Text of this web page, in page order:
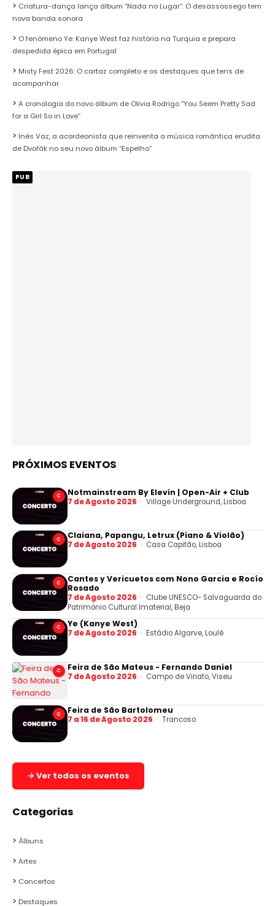
Criatura-dança lança álbum “Nada no Lugar”: O desassossego tem
nova banda sonora
O fenómeno Ye: Kanye West faz história na Turquia e prepara
despedida épica em Portugal
Misty Fest 2026: O cartaz completo e os destaques que tens de
acompanhar
A cronologia do novo álbum de Olivia Rodrigo “You Seem Pretty Sad
for a Girl So in Love”
Inês Vaz, a acordeonista que reinventa a música romântica erudita
de Dvořák no seu novo álbum “Espelho”
PUB
PRÓXIMOS EVENTOS
C Notmainstream By Elevin | Open-Air + Club
7 de Agosto 2026 Village Underground, Lisboa
C Claiana, Papangu, Letrux (Piano & Violão)
7 de Agosto 2026 Casa Capitão, Lisboa
C
Cantes y Vericuetos com Nono Garcia e Rocío
Rosado
7 de Agosto 2026
Clube UNESCO- Salvaguarda do
Património Cultural Imaterial, Beja
C Ye (Kanye West)
7 de Agosto 2026 Estádio Algarve, Loulé
C Feira de São Mateus - Fernando Daniel
7 de Agosto 2026 Campo de Viriato, Viseu
C Feira de São Bartolomeu
7 a 16 de Agosto 2026 Trancoso
→ Ver todos os eventos
Categorias
Álbuns
Artes
Concertos
Destaques